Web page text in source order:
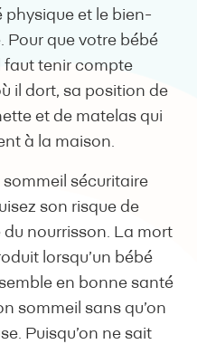
et le bien-
Pour que votre bébé
faut tenir compte
il dort, sa position de
et de matelas qui
à la maison.
sommeil sécuritaire
son risque de
du nourrisson. La mort
lorsqu’un bébé
en bonne santé
sommeil sans qu’on
Puisqu’on ne sait